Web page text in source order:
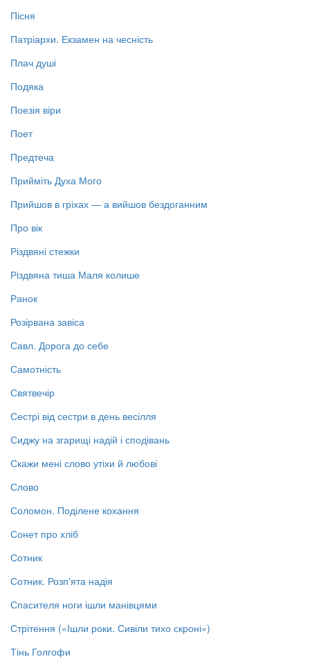
Пісня
Патріархи. Екзамен на чесність
Плач душі
Подяка
Поезія віри
Поет
Предтеча
Прийміть Духа Мого
Прийшов в гріхах — а вийшов бездоганним
Про вік
Різдвяні стежки
Різдвяна тиша Маля колише
Ранок
Розірвана завіса
Савл. Дорога до себе
Самотність
Святвечір
Сестрі від сестри в день весілля
Сиджу на згарищі надій і сподівань
Скажи мені слово утіхи й любові
Слово
Соломон. Поділене кохання
Сонет про хліб
Сотник
Сотник. Розп'ята надія
Спасителя ноги ішли манівцями
Стрітення («Ішли роки. Сивіли тихо скроні»)
Тінь Голгофи